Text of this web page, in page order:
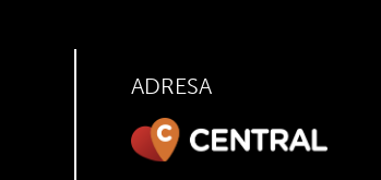
ADRESA